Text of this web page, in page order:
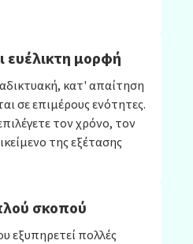
ευέλικτη μορφή
κατ' απαίτηση
σε επιμέρους ενότητες.
τον χρόνο, τον
της εξέτασης
σκοπού
εξυπηρετεί πολλές